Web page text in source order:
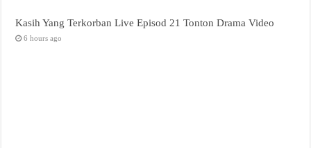
Kasih Yang Terkorban Live Episod 21 Tonton Drama Video
6 hours ago